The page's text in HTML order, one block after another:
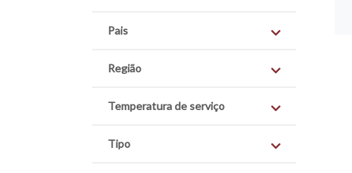
Pais
Região
Temperatura de serviço
Tipo